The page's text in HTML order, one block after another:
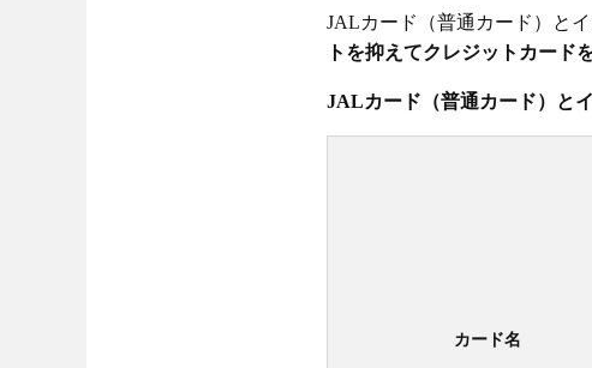
JALカード（普通カード）と
トを抑えてクレジットカード
JALカード（普通カード）と
カード名